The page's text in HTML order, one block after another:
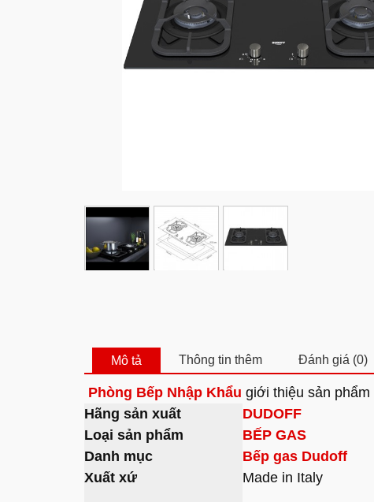
Mô tả Thông tin thêm Đánh giá (0)
Phòng Bếp Nhập Khẩu giới thiệu sản phẩm
Hãng sản xuất
DUDOFF
Loại sản phẩm
BẾP GAS
Danh mục
Bếp gas Dudoff
Xuất xứ
Made in Italy